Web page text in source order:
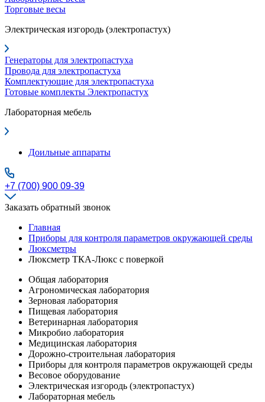
Торговые весы
Электрическая изгородь (электропастух)
Генераторы для электропастуха
Провода для электропастуха
Комплектующие для электропастуха
Готовые комплекты Электропастух
Лабораторная мебель
Доильные аппараты
+7 (700) 900 09-39
Заказать обратный звонок
Главная
Приборы для контроля параметров окружающей среды
Люксметры
Люксметр ТКА-Люкс с поверкой
Общая лаборатория
Агрономическая лаборатория
Зерновая лаборатория
Пищевая лаборатория
Ветеринарная лаборатория
Микробио лаборатория
Медицинская лаборатория
Дорожно-строительная лаборатория
Приборы для контроля параметров окружающей среды
Весовое оборудование
Электрическая изгородь (электропастух)
Лабораторная мебель